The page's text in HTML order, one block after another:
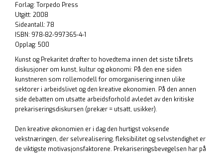
Forlag: Torpedo Press
Utgitt: 2008
Sideantall: 78
ISBN: 978-82-997365-4-1
Opplag: 500
Kunst og Prekaritet drøfter to hovedtema innen det siste tiårets
diskusjoner om kunst, kultur og økonomi: På den ene siden
kunstneren som rollemodell for omorganisering innen ulike
sektorer i arbeidslivet og den kreative økonomien. På den annen
side debatten om utsatte arbeidsforhold avledet av den kritiske
prekariseringsdiskursen (prekær = utsatt, usikker).
Den kreative økonomien er i dag den hurtigst voksende
vekstnæringen, der selvrealisering, fleksibilitet og selvstendighet er
de viktigste motivasjonsfaktorene. Prekariseringsbevegelsen har på